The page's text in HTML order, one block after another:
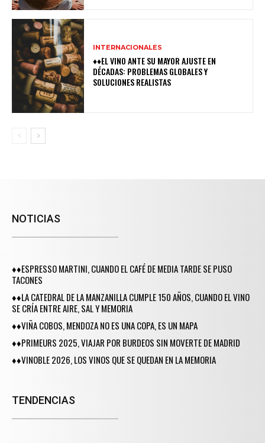
INTERNACIONALES
♦♦EL VINO ANTE SU MAYOR AJUSTE EN
DÉCADAS: PROBLEMAS GLOBALES Y
SOLUCIONES REALISTAS
NOTICIAS
♦♦ESPRESSO MARTINI, CUANDO EL CAFÉ DE MEDIA TARDE SE PUSO
TACONES
♦♦LA CATEDRAL DE LA MANZANILLA CUMPLE 150 AÑOS, CUANDO EL VINO
SE CRÍA ENTRE AIRE, SAL Y MEMORIA
♦♦VIÑA COBOS, MENDOZA NO ES UNA COPA, ES UN MAPA
♦♦PRIMEURS 2025, VIAJAR POR BURDEOS SIN MOVERTE DE MADRID
♦♦VINOBLE 2026, LOS VINOS QUE SE QUEDAN EN LA MEMORIA
TENDENCIAS